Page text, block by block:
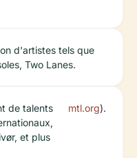
d'artistes tels que
Two Lanes.
de talents
et plus
mtl.org).